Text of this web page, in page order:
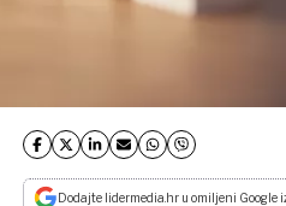
Dodajte lidermedia.hr u omiljeni Google